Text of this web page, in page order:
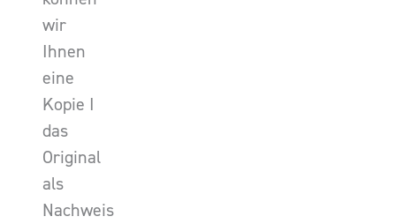
wir
Ihnen
eine
Kopie I
das
Original
als
Nachweis